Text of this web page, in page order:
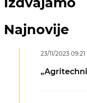
Najnovije
23/11/2023 09:21